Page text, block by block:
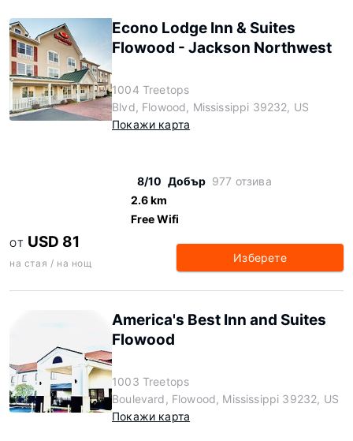
Econo Lodge Inn & Suites
Flowood - Jackson Northwest
1004 Treetops
Blvd, Flowood, Mississippi 39232, US
Покажи карта
8/10 Добър 977 отзива
2.6 km
Free Wifi
ОТ USD 81
на стая / на нощ Изберете
America's Best Inn and Suites
Flowood
1003 Treetops
Boulevard, Flowood, Mississippi 39232, US
Покажи карта